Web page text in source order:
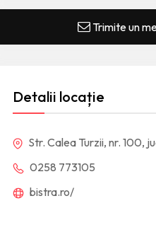
Trimite un
Detalii locație
Str. Calea Turzii, nr. 100,
0258 773105
bistra.ro/